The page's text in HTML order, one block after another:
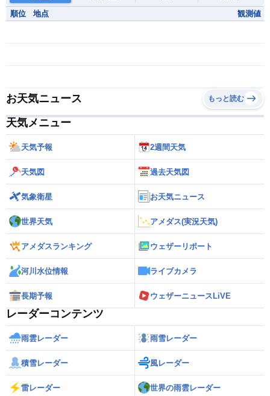
順位 地点 観測値
お天気ニュース もっと読む
天気メニュー
天気予報 2週間天気
天気図 過去天気図
気象衛星 お天気ニュース
世界天気 アメダス(実況天気)
アメダスランキング ウェザーリポート
河川水位情報 ライブカメラ
長期予報 ウェザーニュースLiVE
レーダーコンテンツ
雨雲レーダー 雨雪レーダー
積雪レーダー 風レーダー
雷レーダー 世界の雨雲レーダー